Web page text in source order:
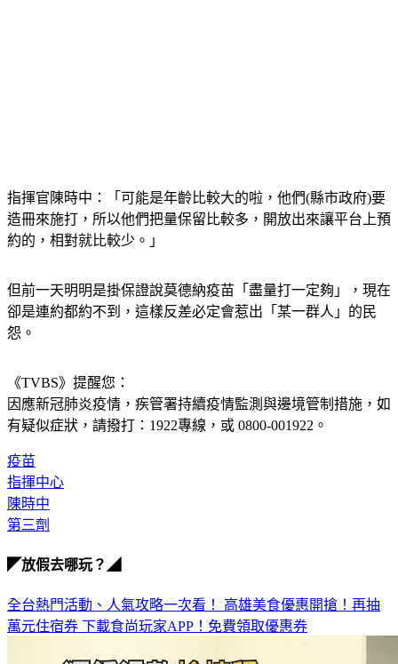
指揮官陳時中：「可能是年齡比較大的啦，他們(縣市政府)要
造冊來施打，所以他們把量保留比較多，開放出來讓平台上預
約的，相對就比較少。」
但前一天明明是掛保證說莫德納疫苗「盡量打一定夠」，現在
卻是連約都約不到，這樣反差必定會惹出「某一群人」的民
怨。
《TVBS》提醒您：
因應新冠肺炎疫情，疾管署持續疫情監測與邊境管制措施， 如
有疑似症狀，請撥打：1922專線，或 0800-001922。
疫苗
指揮中心
陳時中
第三劑
◤放假去哪玩？◢
全台熱門活動、人氣攻略一次看！ 高雄美食優惠開搶！再抽
萬元住宿券 下載食尚玩家APP！免費領取優惠券